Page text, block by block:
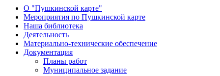
О "Пушкинской карте"
Мероприятия по Пушкинской карте
Наша библиотека
Деятельность
Материально-технические обеспечение
Документация
Планы работ
Муниципальное задание